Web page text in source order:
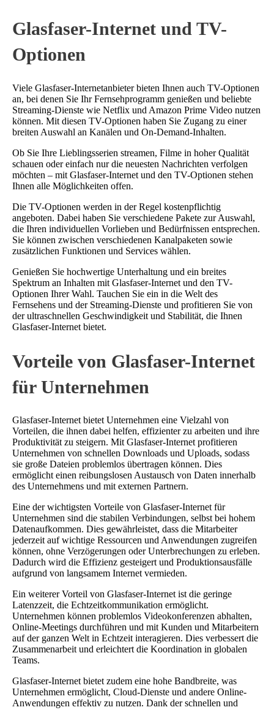
Glasfaser-Internet und TV-
Optionen
Viele Glasfaser-Internetanbieter bieten Ihnen auch TV-Optionen
an, bei denen Sie Ihr Fernsehprogramm genießen und beliebte
Streaming-Dienste wie Netflix und Amazon Prime Video nutzen
können. Mit diesen TV-Optionen haben Sie Zugang zu einer
breiten Auswahl an Kanälen und On-Demand-Inhalten.
Ob Sie Ihre Lieblingsserien streamen, Filme in hoher Qualität
schauen oder einfach nur die neuesten Nachrichten verfolgen
möchten – mit Glasfaser-Internet und den TV-Optionen stehen
Ihnen alle Möglichkeiten offen.
Die TV-Optionen werden in der Regel kostenpflichtig
angeboten. Dabei haben Sie verschiedene Pakete zur Auswahl,
die Ihren individuellen Vorlieben und Bedürfnissen entsprechen.
Sie können zwischen verschiedenen Kanalpaketen sowie
zusätzlichen Funktionen und Services wählen.
Genießen Sie hochwertige Unterhaltung und ein breites
Spektrum an Inhalten mit Glasfaser-Internet und den TV-
Optionen Ihrer Wahl. Tauchen Sie ein in die Welt des
Fernsehens und der Streaming-Dienste und profitieren Sie von
der ultraschnellen Geschwindigkeit und Stabilität, die Ihnen
Glasfaser-Internet bietet.
Vorteile von Glasfaser-Internet
für Unternehmen
Glasfaser-Internet bietet Unternehmen eine Vielzahl von
Vorteilen, die ihnen dabei helfen, effizienter zu arbeiten und ihre
Produktivität zu steigern. Mit Glasfaser-Internet profitieren
Unternehmen von schnellen Downloads und Uploads, sodass
sie große Dateien problemlos übertragen können. Dies
ermöglicht einen reibungslosen Austausch von Daten innerhalb
des Unternehmens und mit externen Partnern.
Eine der wichtigsten Vorteile von Glasfaser-Internet für
Unternehmen sind die stabilen Verbindungen, selbst bei hohem
Datenaufkommen. Dies gewährleistet, dass die Mitarbeiter
jederzeit auf wichtige Ressourcen und Anwendungen zugreifen
können, ohne Verzögerungen oder Unterbrechungen zu erleben.
Dadurch wird die Effizienz gesteigert und Produktionsausfälle
aufgrund von langsamem Internet vermieden.
Ein weiterer Vorteil von Glasfaser-Internet ist die geringe
Latenzzeit, die Echtzeitkommunikation ermöglicht.
Unternehmen können problemlos Videokonferenzen abhalten,
Online-Meetings durchführen und mit Kunden und Mitarbeitern
auf der ganzen Welt in Echtzeit interagieren. Dies verbessert die
Zusammenarbeit und erleichtert die Koordination in globalen
Teams.
Glasfaser-Internet bietet zudem eine hohe Bandbreite, was
Unternehmen ermöglicht, Cloud-Dienste und andere Online-
Anwendungen effektiv zu nutzen. Dank der schnellen und